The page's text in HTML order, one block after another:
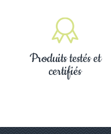
Produits testés et
certifiés